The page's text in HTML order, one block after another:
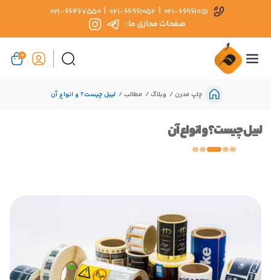
021-66961051
|
021-66961052
|
021-66467550
صفحات مجازی ما :
0
چاپ مدرن وبلاگ مطالب لیبل چیست؟ و انواع آن
لیبل چیست؟ و انواع آن